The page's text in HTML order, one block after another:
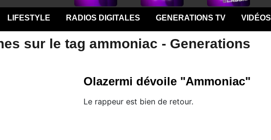
LIFESTYLE RADIOS DIGITALES GENERATIONS TV VIDÉOS
sur le tag ammoniac - Generations
Olazermi dévoile "Ammoniac"
Le rappeur est bien de retour.